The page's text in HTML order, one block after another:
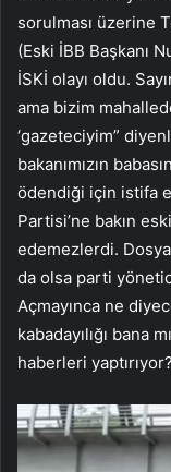
sorulması üzerine
(Eski İBB Başkanı
İSKİ olayı oldu.
ama bizim
‘gazeteciyim”
bakanımızın
ödendiği için istifa
Partisi’ne bakın
edemezlerdi.
da olsa parti
Açmayınca ne
kabadayılığı bana
haberleri